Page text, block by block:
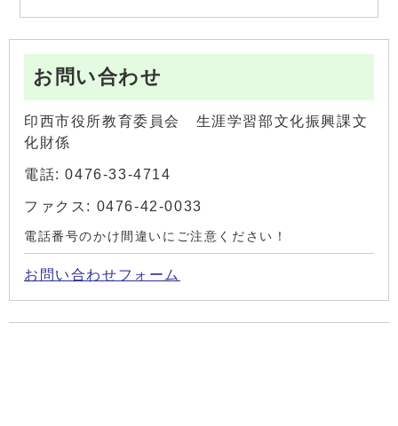
お問い合わせ
印西市役所教育委員会 生涯学習部文化振興課文
化財係
電話: 0476-33-4714
ファクス: 0476-42-0033
電話番号のかけ間違いにご注意ください！
お問い合わせフォーム